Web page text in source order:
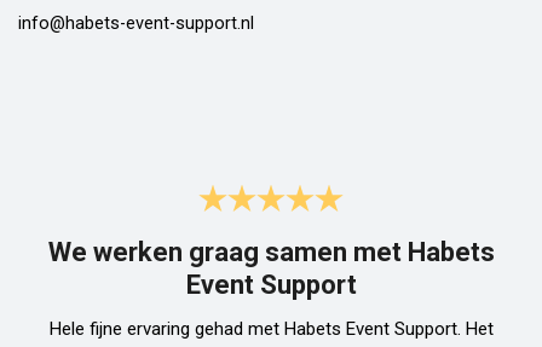
info@habets-event-support.nl
We werken graag samen met Habets
Event Support
Hele fijne ervaring gehad met Habets Event Support. Het